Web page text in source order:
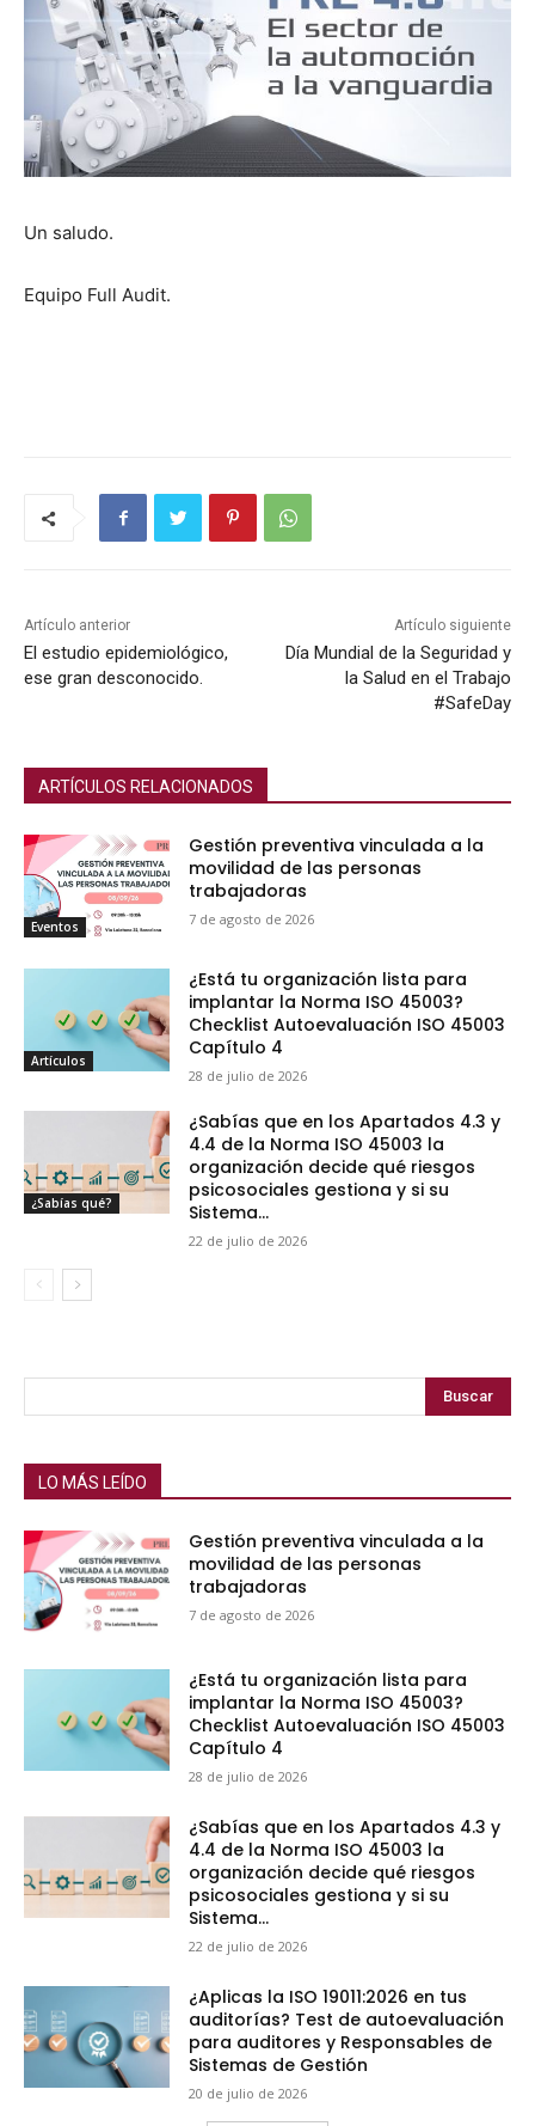
Un salu­do.
Equipo Full Audit.
Artículo anterior
El estudio epidemiológico,
ese gran desconocido.
Artículo siguiente
Día Mundial de la Seguridad y
la Salud en el Trabajo
#SafeDay
ARTÍCULOS RELACIONADOS
Eventos
Gestión preventiva vinculada a la
movilidad de las personas
trabajadoras
7 de agosto de 2026
Artículos
¿Está tu organización lista para
implantar la Norma ISO 45003?
Checklist Autoevaluación ISO 45003
Capítulo 4
28 de julio de 2026
¿Sabías qué?
¿Sabías que en los Apartados 4.3 y
4.4 de la Norma ISO 45003 la
organización decide qué riesgos
psicosociales gestiona y si su
Sistema...
22 de julio de 2026
Buscar
LO MÁS LEÍDO
Gestión preventiva vinculada a la
movilidad de las personas
trabajadoras
7 de agosto de 2026
¿Está tu organización lista para
implantar la Norma ISO 45003?
Checklist Autoevaluación ISO 45003
Capítulo 4
28 de julio de 2026
¿Sabías que en los Apartados 4.3 y
4.4 de la Norma ISO 45003 la
organización decide qué riesgos
psicosociales gestiona y si su
Sistema...
22 de julio de 2026
¿Aplicas la ISO 19011:2026 en tus
auditorías? Test de autoevaluación
para auditores y Responsables de
Sistemas de Gestión
20 de julio de 2026